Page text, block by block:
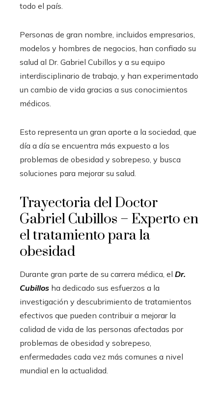
todo el país.
Personas de gran nombre, incluidos empresarios,
modelos y hombres de negocios, han confiado su
salud al Dr. Gabriel Cubillos y a su equipo
interdisciplinario de trabajo, y han experimentado
un cambio de vida gracias a sus conocimientos
médicos.
Esto representa un gran aporte a la sociedad, que
día a día se encuentra más expuesto a los
problemas de obesidad y sobrepeso, y busca
soluciones para mejorar su salud.
Trayectoria del Doctor
Gabriel Cubillos – Experto en
el tratamiento para la
obesidad
Durante gran parte de su carrera médica, el Dr.
Cubillos ha dedicado sus esfuerzos a la
investigación y descubrimiento de tratamientos
efectivos que pueden contribuir a mejorar la
calidad de vida de las personas afectadas por
problemas de obesidad y sobrepeso,
enfermedades cada vez más comunes a nivel
mundial en la actualidad.